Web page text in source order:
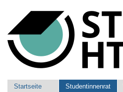
Werkzeuge
Sektionen
Startseite Studentinnenrat